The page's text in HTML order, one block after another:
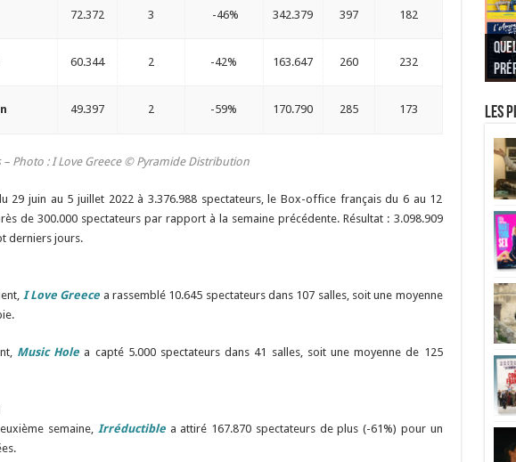
72.372 3 -46% 342.379 397 182
60.344 2 -42% 163.647 260 232
49.397 2 -59% 170.790 285 173
– Photo : I Love Greece © Pyramide Distribution
29 juin au 5 juillet 2022 à 3.376.988 spectateurs, le Box-office français du 6 au 12
de 300.000 spectateurs par rapport à la semaine précédente. Résultat : 3.098.909
derniers jours.
I Love Greece a rassemblé 10.645 spectateurs dans 107 salles, soit une moyenne
Music Hole a capté 5.000 spectateurs dans 41 salles, soit une moyenne de 125
semaine, Irréductiblea attiré 167.870 spectateurs de plus (-61%) pour un
Les